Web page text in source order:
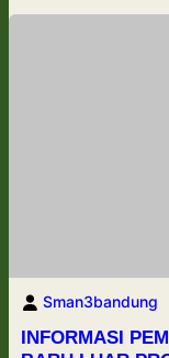
Sman3bandung
INFORMASI